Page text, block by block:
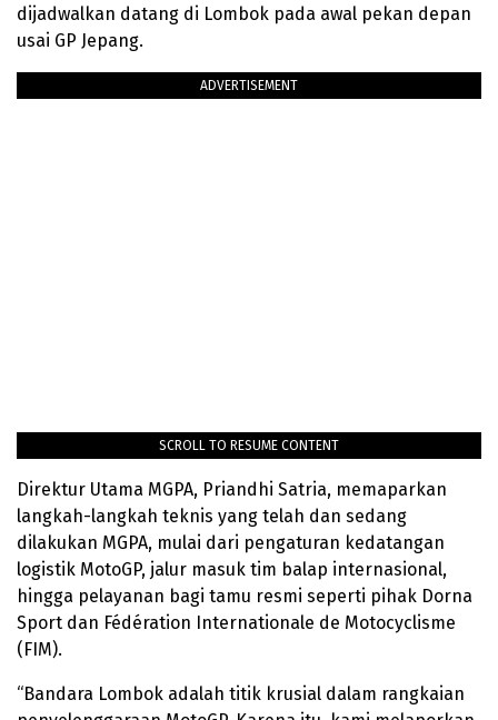
dijadwalkan datang di Lombok pada awal pekan depan
usai GP Jepang.
ADVERTISEMENT
SCROLL TO RESUME CONTENT
Direktur Utama MGPA, Priandhi Satria, memaparkan
langkah-langkah teknis yang telah dan sedang
dilakukan MGPA, mulai dari pengaturan kedatangan
logistik MotoGP, jalur masuk tim balap internasional,
hingga pelayanan bagi tamu resmi seperti pihak Dorna
Sport dan Fédération Internationale de Motocyclisme
(FIM).
“Bandara Lombok adalah titik krusial dalam rangkaian